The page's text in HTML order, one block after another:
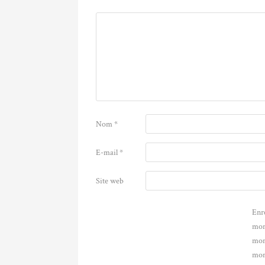
Nom*
E-mail*
Site web